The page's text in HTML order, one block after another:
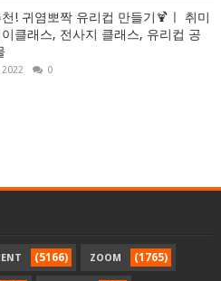
! 귀염뽀짝 유리컵 만들기🍹ㅣ 취미
클래스, 전사지 클래스, 유리컵 공
0
(5166) ZOOM (1765)